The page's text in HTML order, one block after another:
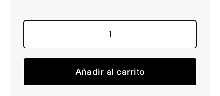
Reaction
Performance
Añadir al carrito